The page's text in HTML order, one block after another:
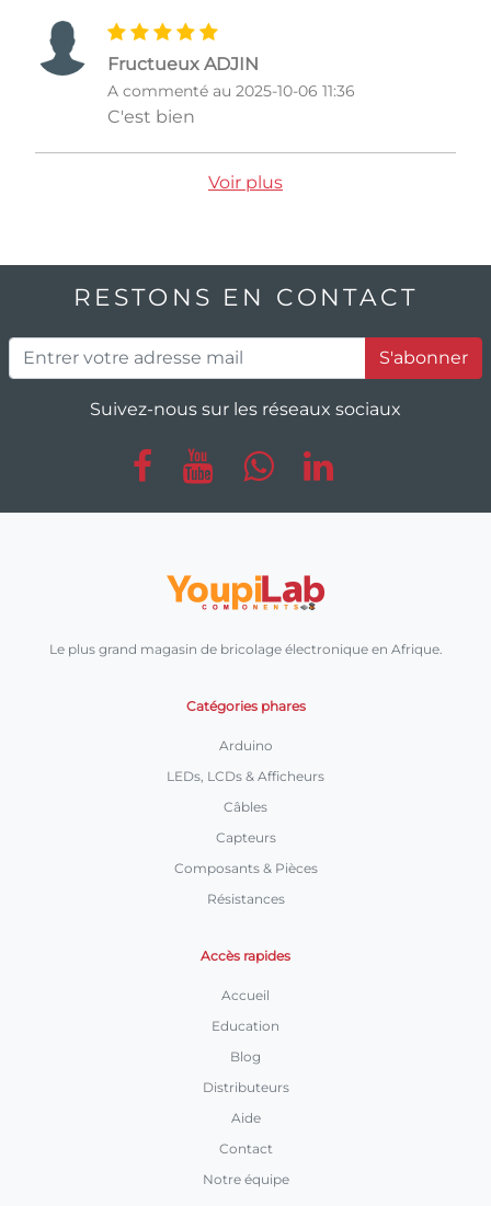
Fructueux ADJIN
A commenté au 2025-10-06 11:36
C'est bien
Voir plus
RESTONS EN CONTACT
S'abonner
Suivez-nous sur les réseaux sociaux
Le plus grand magasin de bricolage électronique en Afrique.
Catégories phares
Arduino
LEDs, LCDs & Afficheurs
Câbles
Capteurs
Composants & Pièces
Résistances
Accès rapides
Accueil
Education
Blog
Distributeurs
Aide
Contact
Notre équipe